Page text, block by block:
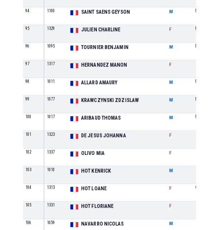
94 1100 SAINT SAENS GEYSON M M0
95 1329 JULIEN CHARLINE F M0
96 1095 TOURNIER BENJAMIN M M3
97 1317 HERNANDEZ MANON F
98 1011 ALLARD AMAURY M M1
99 1077 KRAWCZYNSKI ZDZISLAW M M8
100 1017 ARIBAUD THOMAS M M1
101 1323 DE JESUS JOHANNA F
102 1337 OLIVO MIA F
103 1010 HOT KENRICK M
104 1313 HOT LOANE F CA
105 1331 HOT FLORIANE F
106 1059 NAVARRO NICOLAS M